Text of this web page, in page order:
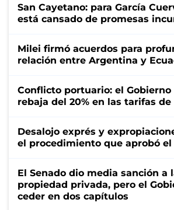
San Cayetano: para García
está cansado de promesas
Milei firmó acuerdos para
relación entre Argentina y
Conflicto portuario: el
rebaja del 20% en las tarifas
Desalojo exprés y
el procedimiento que aprobó el
El Senado dio media sanción a
propiedad privada, pero el
ceder en dos capítulos